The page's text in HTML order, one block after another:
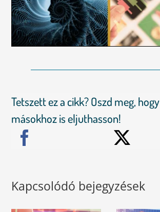
Tetszett ez a cikk? Oszd meg, hogy
másokhoz is eljuthasson!
Kapcsolódó bejegyzések